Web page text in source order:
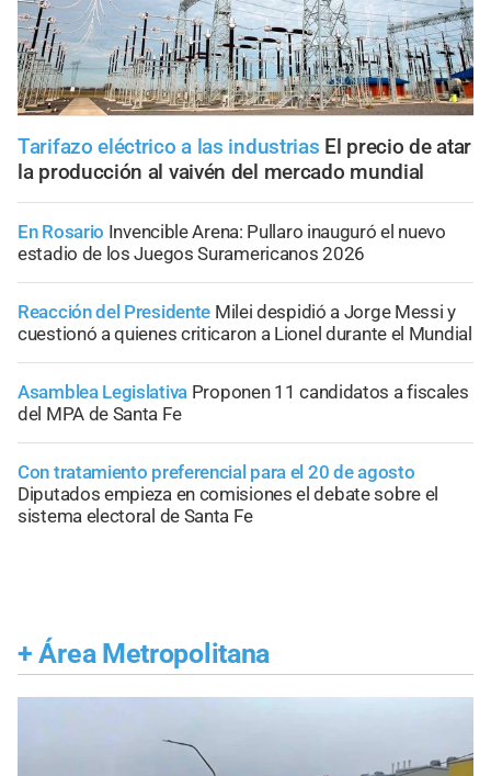
Tarifazo eléctrico a las industrias El precio de atar
la producción al vaivén del mercado mundial
En Rosario Invencible Arena: Pullaro inauguró el nuevo
estadio de los Juegos Suramericanos 2026
Reacción del Presidente Milei despidió a Jorge Messi y
cuestionó a quienes criticaron a Lionel durante el Mundial
Asamblea Legislativa Proponen 11 candidatos a fiscales
del MPA de Santa Fe
Con tratamiento preferencial para el 20 de agosto
Diputados empieza en comisiones el debate sobre el
sistema electoral de Santa Fe
+ Área Metropolitana